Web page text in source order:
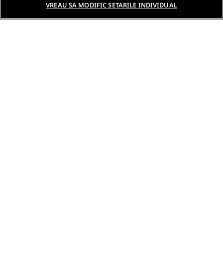
VREAU SA MODIFIC SETARILE INDIVIDUAL